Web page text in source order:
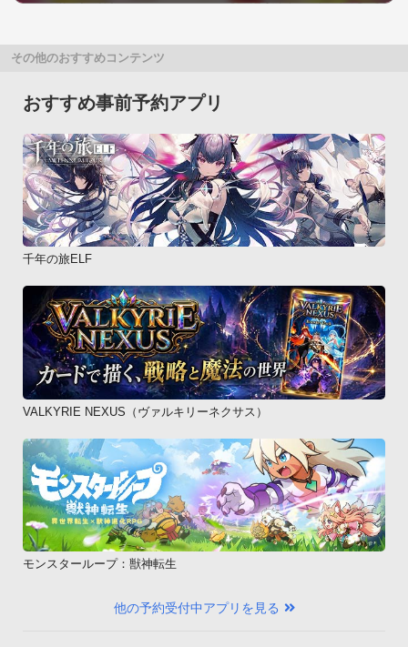
その他のおすすめコンテンツ
おすすめ事前予約アプリ
千年の旅ELF
VALKYRIE NEXUS（ヴァルキリーネクサス）
モンスターループ：獣神転生
他の予約受付中アプリを見る